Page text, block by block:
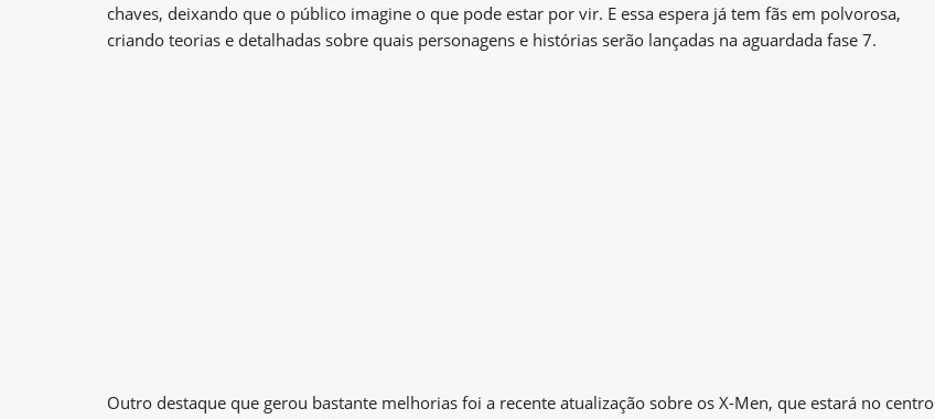
chaves, deixando que o público imagine o que pode estar por vir. E essa espera já tem fãs em polvorosa,
criando teorias e detalhadas sobre quais personagens e histórias serão lançadas na aguardada fase 7.
Outro destaque que gerou bastante melhorias foi a recente atualização sobre os X-Men, que estará no centro